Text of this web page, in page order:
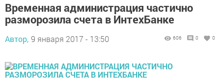
Временная администрация частично
разморозила счета в ИнтехБанке
Автор, 9 января 2017 - 13:50 606 0 0